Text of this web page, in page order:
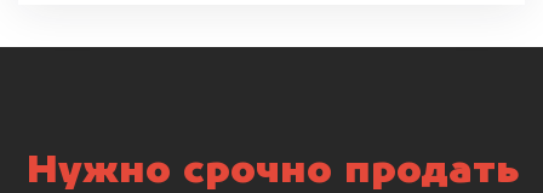
Нужно срочно продать